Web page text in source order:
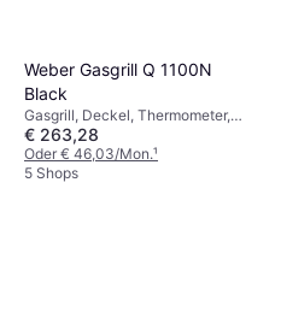
Weber Gasgrill Q 1100N
Black
Gasgrill, Deckel, Thermometer,
Beistelltisch, Rad
€ 263,28
Oder € 46,03/Mon.¹
5 Shops